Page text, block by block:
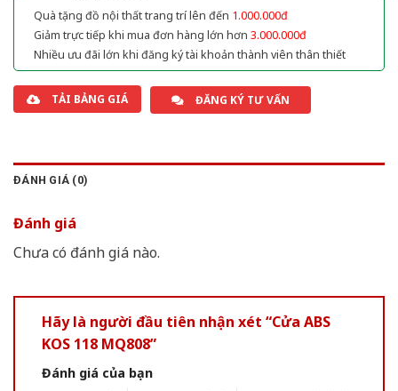
Quà tặng đồ nội thất trang trí lên đến 1.000.000đ
Giảm trực tiếp khi mua đơn hàng lớn hơn 3.000.000đ
Nhiều ưu đãi lớn khi đăng ký tài khoản thành viên thân thiết
TẢI BẢNG GIÁ ĐĂNG KÝ TƯ VẤN
ĐÁNH GIÁ (0)
Đánh giá
Chưa có đánh giá nào.
Hãy là người đầu tiên nhận xét “Cửa ABS
KOS 118 MQ808”
Đánh giá của bạn